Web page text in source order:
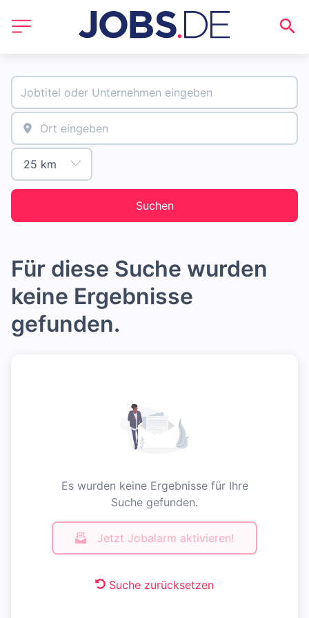
Suchen
Für diese Suche wurden
keine Ergebnisse
gefunden.
Es wurden keine Ergebnisse für Ihre
Suche gefunden.
Jetzt Jobalarm aktivieren!
Suche zurücksetzen